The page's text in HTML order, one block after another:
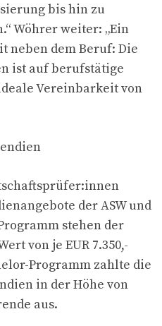
bis hin zu
Wöhrer weiter: „Ein
neben dem Beruf: Die
ist auf berufstätige
Vereinbarkeit von
der ASW und
stehen der
von je EUR 7.350,-
Programm zahlte die
in der Höhe von
aus.